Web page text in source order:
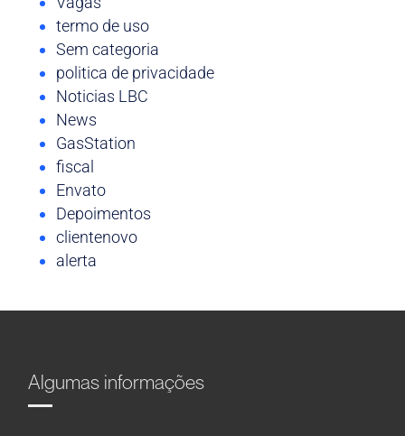
termo de uso
Sem categoria
politica de privacidade
Noticias LBC
News
GasStation
fiscal
Envato
Depoimentos
clientenovo
alerta
Algumas informações